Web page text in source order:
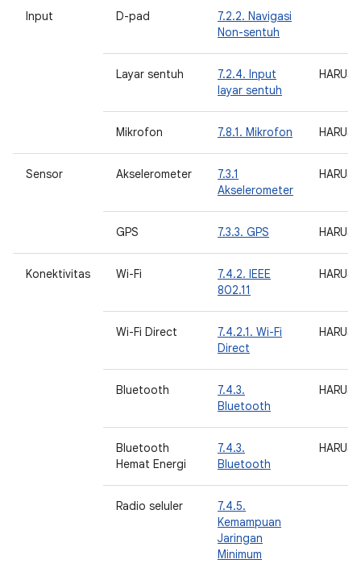
Input D-pad
7.2.2. Navigasi
Non-sentuh
Layar sentuh
7.2.4. Input
layar sentuh
HARUS
Mikrofon 7.8.1. Mikrofon HARUS
Sensor Akselerometer
7.3.1
Akselerometer
HARUS
GPS 7.3.3. GPS HARUS
Konektivitas Wi-Fi
7.4.2. IEEE
802.11
HARUS
Wi-Fi Direct
7.4.2.1. Wi-Fi
Direct
HARUS
Bluetooth
7.4.3.
Bluetooth
HARUS
Bluetooth
Hemat Energi
7.4.3.
Bluetooth
HARUS
Radio seluler
7.4.5.
Kemampuan
Jaringan
Minimum